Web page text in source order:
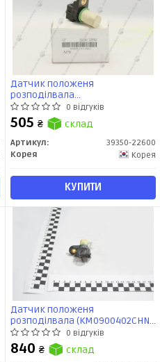
Датчик положеня
розподілвала
Accent(00-)/Elantra(00-)/
(39350-22600) Rebuilt
0 відгуків
505 ₴ склад
Артикул:
39350-22600
Корея
Корея
КУПИТИ
Датчик положеня
розподілвала (KM0900402CHN)
Accent(00-)/Elantra(00-)/
(39350-22600) KAP
0 відгуків
840 ₴ склад